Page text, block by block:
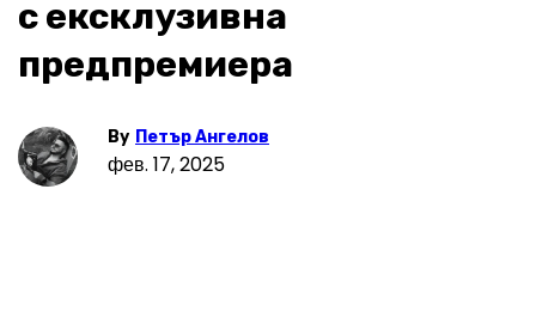
с ексклузивна
предпремиера
By Петър Ангелов
фев. 17, 2025